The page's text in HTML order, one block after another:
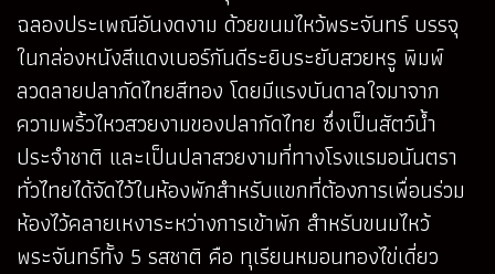
ฉลองประเพณีอันงดงาม ด้วยขนมไหว้พระจันทร์ บรรจุ
ในกล่องหนังสีแดงเบอร์กันดีระยิบระยับสวยหรู พิมพ์
ลวดลายปลากัดไทยสีทอง โดยมีแรงบันดาลใจมาจาก
ความพริ้วไหวสวยงามของปลากัดไทย ซึ่งเป็นสัตว์น้ำ
ประจำชาติ และเป็นปลาสวยงามที่ทางโรงแรมอนันตรา
ทั่วไทยได้จัดไว้ในห้องพักสำหรับแขกที่ต้องการเพื่อนร่วม
ห้องไว้คลายเหงาระหว่างการเข้าพัก สำหรับขนมไหว้
พระจันทร์ทั้ง 5 รสชาติ คือ ทุเรียนหมอนทองไข่เดี่ยว